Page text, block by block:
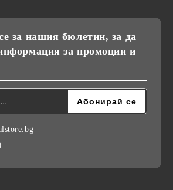
за нашия бюлетин, за да
за промоции и